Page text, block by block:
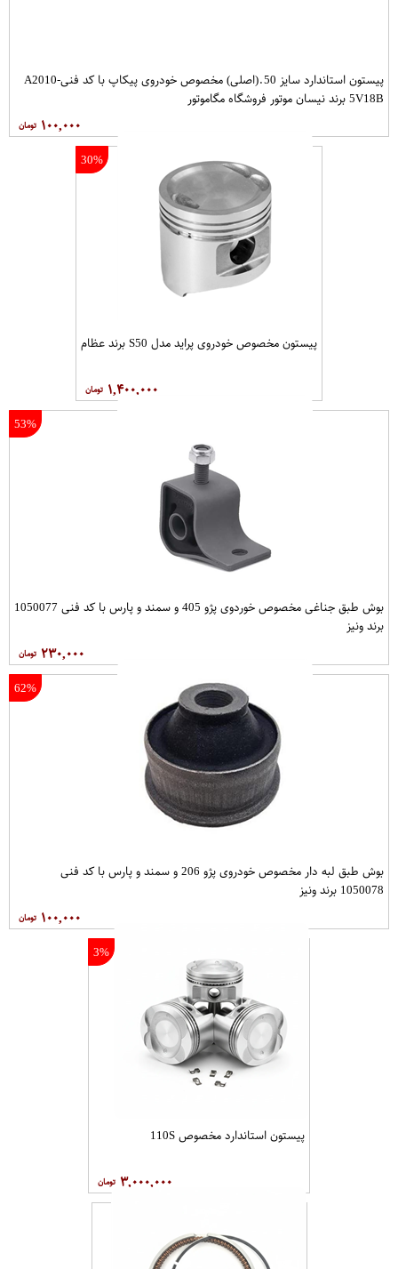
پیستون استاندارد سایز 50.(اصلی) مخصوص خودروی پیکاپ با کد فنیA2010-
5V18B برند نیسان موتور فروشگاه مگاموتور
۱۰۰,۰۰۰
30%
پیستون مخصوص خودروی پراید مدل S50 برند عظام
۱,۴۰۰,۰۰۰
53%
بوش طبق جناغی مخصوص خوردوی پژو 405 و سمند و پارس با کد فنی 1050077
برند ونیز
۲۳۰,۰۰۰
62%
بوش طبق لبه دار مخصوص خودروی پژو 206 و سمند و پارس با کد فنی
1050078 برند ونیز
۱۰۰,۰۰۰
3%
پیستون استاندارد مخصوص 110S
۳,۰۰۰,۰۰۰